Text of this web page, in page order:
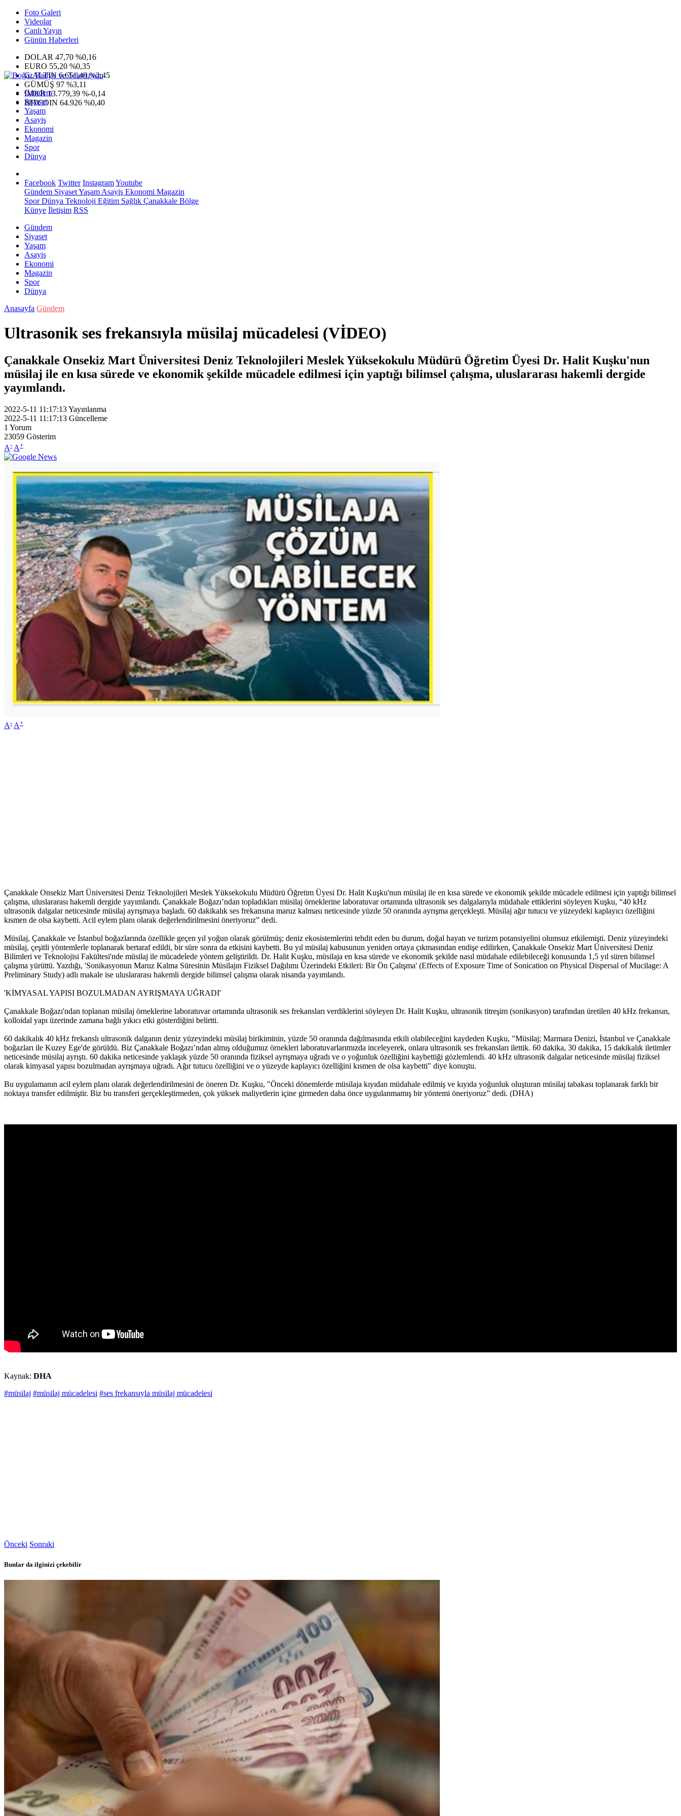
Foto Galeri
Videolar
Canlı Yayın
Günün Haberleri
DOLAR 47,70 %0,16
EURO 55,20 %0,35
G.ALTIN6.651,49 %2,45
GÜMÜŞ 97 %3,11
IMKB13.779,39 %-0,14
BITCOIN 64.926 %0,40
Gündem
Siyaset
Yaşam
Asayiş
Ekonomi
Magazin
Spor
Dünya
Facebook Twitter InstagramYoutube
Gündem SiyasetYaşam Asayiş Ekonomi Magazin
SporDünya Teknoloji Eğitim Sağlık Çanakkale Bölge
Künye İletişim RSS
Gündem
Siyaset
Yaşam
Asayiş
Ekonomi
Magazin
Spor
Dünya
Anasayfa Gündem
Ultrasonik ses frekansıyla müsilaj mücadelesi (VİDEO)
Çanakkale Onsekiz Mart Üniversitesi Deniz Teknolojileri Meslek Yüksekokulu Müdürü Öğretim Üyesi Dr. Halit Kuşku'nun
müsilaj ile en kısa sürede ve ekonomik şekilde mücadele edilmesi için yaptığı bilimsel çalışma, uluslararası hakemli dergide
yayımlandı.
2022-5-11 11:17:13Yayınlanma
2022-5-11 11:17:13 Güncelleme
1 Yorum
23059 Gösterim
A- A+
A- A+
Çanakkale Onsekiz Mart Üniversitesi Deniz Teknolojileri Meslek Yüksekokulu Müdürü Öğretim Üyesi Dr. Halit Kuşku'nun müsilaj ile en kısa sürede ve ekonomik şekilde mücadele edilmesi için yaptığı bilimsel
çalışma, uluslararası hakemli dergide yayımlandı. Çanakkale Boğazı’ndan topladıkları müsilaj örneklerine laboratuvar ortamında ultrasonik ses dalgalarıyla müdahale ettiklerini söyleyen Kuşku, “40 kHz
ultrasonik dalgalar neticesinde müsilaj ayrışmaya başladı. 60 dakikalık ses frekansına maruz kalması neticesinde yüzde 50 oranında ayrışma gerçekleşti. Müsilaj ağır tutucu ve yüzeydeki kaplayıcı özelliğini
kısmen de olsa kaybetti. Acil eylem planı olarak değerlendirilmesini öneriyoruz” dedi.
Müsilaj, Çanakkale ve İstanbul boğazlarında özellikle geçen yıl yoğun olarak görülmüş; deniz ekosistemlerini tehdit eden bu durum, doğal hayatı ve turizm potansiyelini olumsuz etkilemişti. Deniz yüzeyindeki
müsilaj, çeşitli yöntemlerle toplanarak bertaraf edildi, bir süre sonra da etkisini kaybetti. Bu yıl müsilaj kabusunun yeniden ortaya çıkmasından endişe edilirken, Çanakkale Onsekiz Mart Üniversitesi Deniz
Bilimleri ve Teknolojisi Fakültesi'nde müsilaj ile mücadelede yöntem geliştirildi. Dr. Halit Kuşku, müsilaja en kısa sürede ve ekonomik şekilde nasıl müdahale edilebileceği konusunda 1,5 yıl süren bilimsel
çalışma yürüttü. Yazdığı, 'Sonikasyonun Maruz Kalma Süresinin Müsilajın Fiziksel Dağılımı Üzerindeki Etkileri: Bir Ön Çalışma' (Effects of Exposure Time of Sonication on Physical Dispersal of Mucilage: A
Preliminary Study) adlı makale ise uluslararası hakemli dergide bilimsel çalışma olarak nisanda yayımlandı.
'KİMYASAL YAPISI BOZULMADAN AYRIŞMAYA UĞRADI'
Çanakkale Boğazı'ndan toplanan müsilaj örneklerine laboratuvar ortamında ultrasonik ses frekansları verdiklerini söyleyen Dr. Halit Kuşku, ultrasonik titreşim (sonikasyon) tarafından üretilen 40 kHz frekansın,
kolloidal yapı üzerinde zamana bağlı yıkıcı etki gösterdiğini belirtti.
60 dakikalık 40 kHz frekanslı ultrasonik dalganın deniz yüzeyindeki müsilaj birikiminin, yüzde 50 oranında dağılmasında etkili olabileceğini kaydeden Kuşku, "Müsilaj; Marmara Denizi, İstanbul ve Çanakkale
boğazları ile Kuzey Ege'de görüldü. Biz Çanakkale Boğazı’ndan almış olduğumuz örnekleri laboratuvarlarımızda inceleyerek, onlara ultrasonik ses frekansları ilettik. 60 dakika, 30 dakika, 15 dakikalık iletimler
neticesinde müsilaj ayrıştı. 60 dakika neticesinde yaklaşık yüzde 50 oranında fiziksel ayrışmaya uğradı ve o yoğunluk özelliğini kaybettiği gözlemlendi. 40 kHz ultrasonik dalgalar neticesinde müsilaj fiziksel
olarak kimyasal yapısı bozulmadan ayrışmaya uğradı. Ağır tutucu özelliğini ve o yüzeyde kaplayıcı özelliğini kısmen de olsa kaybetti" diye konuştu.
Bu uygulamanın acil eylem planı olarak değerlendirilmesini de öneren Dr. Kuşku, "Önceki dönemlerde müsilaja kıyıdan müdahale edilmiş ve kıyıda yoğunluk oluşturan müsilaj tabakası toplanarak farklı bir
noktaya transfer edilmiştir. Biz bu transferi gerçekleştirmeden, çok yüksek maliyetlerin içine girmeden daha önce uygulanmamış bir yöntemi öneriyoruz” dedi. (DHA)
Kaynak: DHA
#müsilaj #müsilaj mücadelesi #ses frekansıyla müsilaj mücadelesi
Önceki Sonraki
Bunlar da ilginizi çekebilir